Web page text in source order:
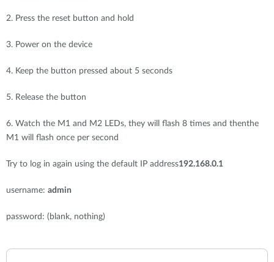
Σημεία Πώλησης
Blog
Υποστήριξη
FAQs
Warranty
Contact
2. Press the reset button and hold
3. Power on the device
4. Keep the button pressed about 5 seconds
5. Release the button
6. Watch the M1 and M2 LEDs, they will flash 8 times and thenthe
M1 will flash once per second
Try to log in again using the default IP address192.168.0.1
username: admin
password: (blank, nothing)